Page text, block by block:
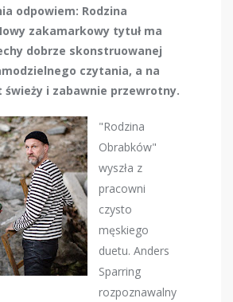
odpowiem: Rodzina
zakamarkowy tytuł ma
dobrze skonstruowanej
czytania, a na
i zabawnie przewrotny.
"Rodzina
Obrabków"
wyszła z
pracowni
czysto
męskiego
duetu. Anders
Sparring
rozpoznawalny